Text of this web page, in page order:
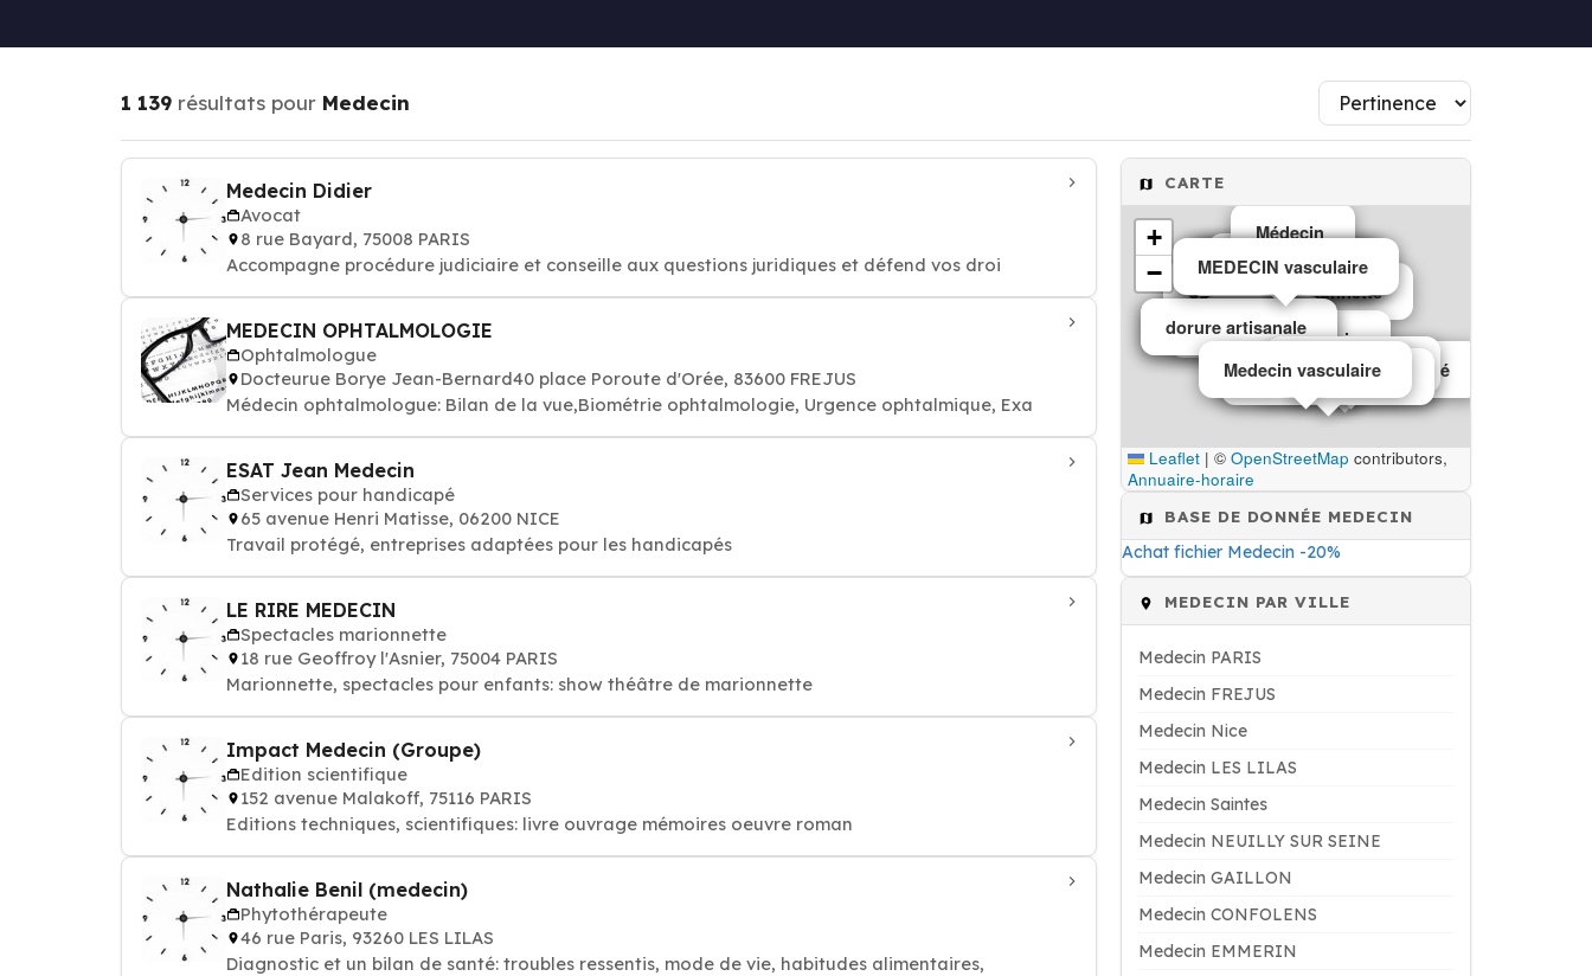
1 139 résultats pour Medecin
Medecin Didier
Avocat
8 rue Bayard, 75008 PARIS
Accompagne procédure judiciaire et conseille aux questions juridiques et défend vos droi
MEDECIN OPHTALMOLOGIE
Ophtalmologue
Docteurue Borye Jean-Bernard40 place Poroute d'Orée, 83600 FREJUS
Médecin ophtalmologue: Bilan de la vue,Biométrie ophtalmologie, Urgence ophtalmique, Exa
ESAT Jean Medecin
Services pour handicapé
65 avenue Henri Matisse, 06200 NICE
Travail protégé, entreprises adaptées pour les handicapés
LE RIRE MEDECIN
Spectacles marionnette
18 rue Geoffroy l'Asnier, 75004 PARIS
Marionnette, spectacles pour enfants: show théâtre de marionnette
Impact Medecin (Groupe)
Edition scientifique
152 avenue Malakoff, 75116 PARIS
Editions techniques, scientifiques: livre ouvrage mémoires oeuvre roman
Nathalie Benil (medecin)
Phytothérapeute
46 rue Paris, 93260 LES LILAS
Diagnostic et un bilan de santé: troubles ressentis, mode de vie, habitudes alimentaires,
CARTE
Avocat
Ophtalmologue
Services pour handicapé
Spectacles marionnette
Edition scientifique
Phytothérapeute
Ostéopathe
Presse
Médecin
Médecin
Médecin
Médecin
Reliure et dorure
Phytothérapeute
Éditeur de livres
dorure artisanale
Collège public
MEDECIN vasculaire
Medecin vasculaire
Medecin vasculaire
+
−
Leaflet | © OpenStreetMap contributors,
Annuaire-horaire
BASE DE DONNÉE MEDECIN
Achat fichier Medecin -20%
MEDECIN PAR VILLE
Medecin PARIS
Medecin FREJUS
Medecin Nice
Medecin LES LILAS
Medecin Saintes
Medecin NEUILLY SUR SEINE
Medecin GAILLON
Medecin CONFOLENS
Medecin EMMERIN